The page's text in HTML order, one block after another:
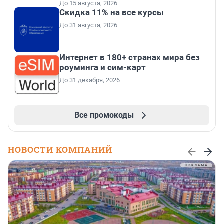
До 15 августа, 2026
Скидка 11% на все курсы
До 31 августа, 2026
Интернет в 180+ странах мира без
роуминга и сим-карт
До 31 декабря, 2026
Все промокоды
НОВОСТИ КОМПАНИЙ